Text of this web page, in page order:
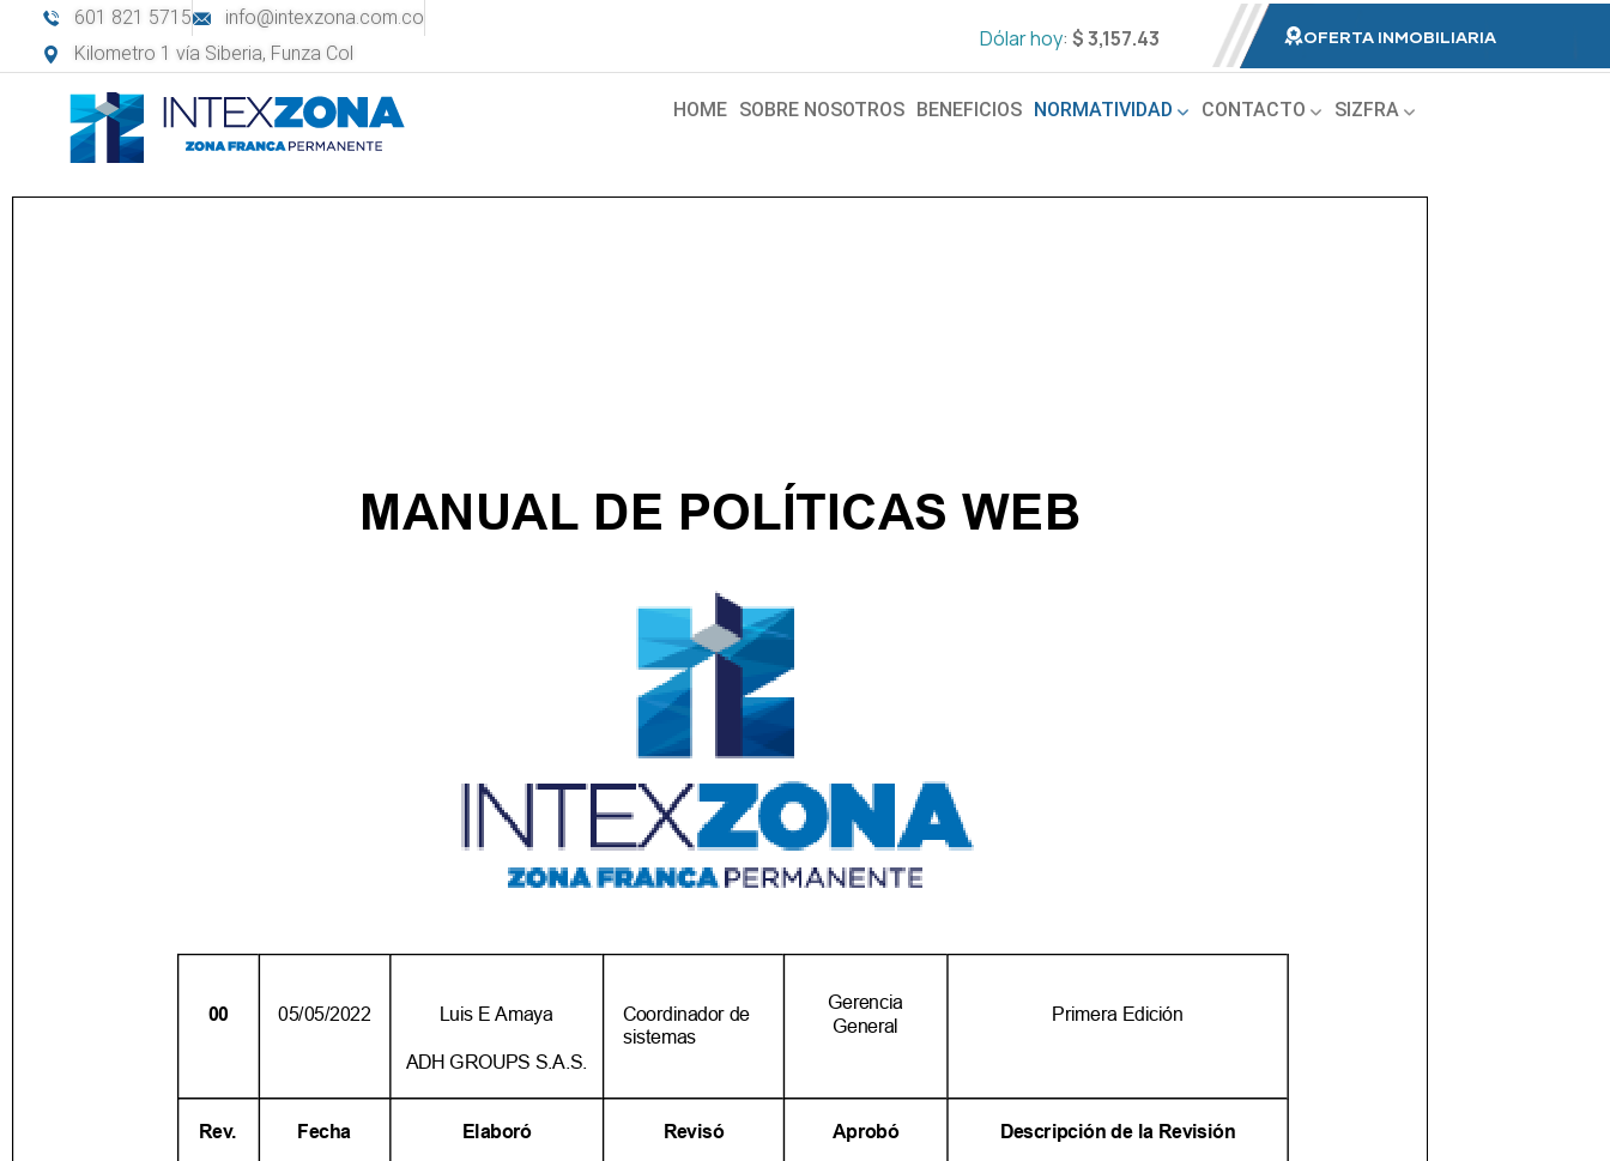
601 821 5715
info@intexzona.com.co
Kilometro 1 vía Siberia, Funza Col
Dólar hoy: $ 3,157.43 OFERTA INMOBILIARIA
HOME SOBRE NOSOTROS BENEFICIOS NORMATIVIDAD CONTACTO SIZFRA